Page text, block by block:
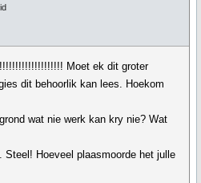
Moet ek dit groter
dit behoorlik kan lees. Hoekom
wat nie werk kan kry nie? Wat
Steel! Hoeveel plaasmoorde het julle